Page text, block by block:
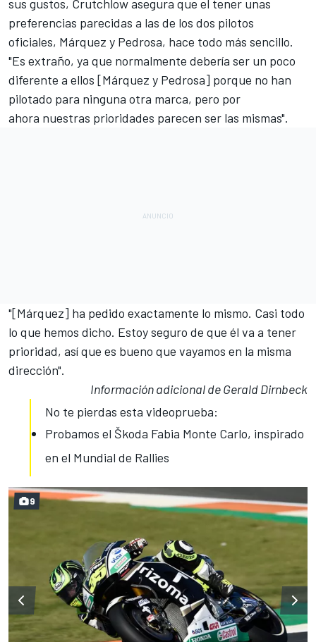
sus gustos, Crutchlow asegura que el tener unas
preferencias parecidas a las de los dos pilotos
oficiales, Márquez y Pedrosa, hace todo más sencillo.
"Es extraño, ya que normalmente debería ser un poco
diferente a ellos [Márquez y Pedrosa] porque no han
pilotado para ninguna otra marca, pero por
ahora nuestras prioridades parecen ser las mismas".
"[Márquez] ha pedido exactamente lo mismo. Casi todo
lo que hemos dicho. Estoy seguro de que él va a tener
prioridad, así que es bueno que vayamos en la misma
dirección".
Información adicional de Gerald Dirnbeck
No te pierdas esta videoprueba:
Probamos el Škoda Fabia Monte Carlo, inspirado
en el Mundial de Rallies
9